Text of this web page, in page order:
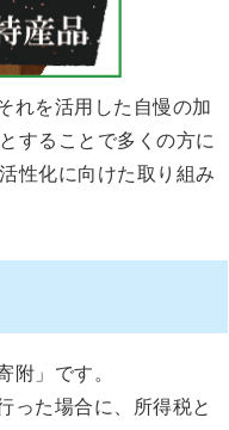
れを活用した自慢の加
することで多くの方に
性化に向けた取り組み
附」です。
った場合に、所得税と